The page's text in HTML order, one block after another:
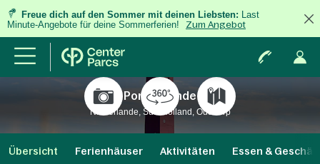
Freue dich auf den Sommer mit deinen Liebsten: Last
Minute-Angebote für deine Sommerferien!
Zum Angebot
Port Zélande
Niederlande, Süd-Holland, Ouddorp
Übersicht Ferienhäuser Aktivitäten Essen &